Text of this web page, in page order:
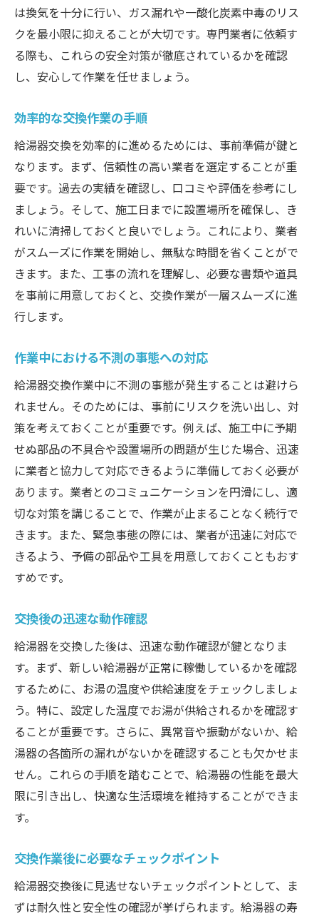
は換気を十分に行い、ガス漏れや一酸化炭素中毒のリス
クを最小限に抑えることが大切です。専門業者に依頼す
る際も、これらの安全対策が徹底されているかを確認
し、安心して作業を任せましょう。
効率的な交換作業の手順
給湯器交換を効率的に進めるためには、事前準備が鍵と
なります。まず、信頼性の高い業者を選定することが重
要です。過去の実績を確認し、口コミや評価を参考にし
ましょう。そして、施工日までに設置場所を確保し、き
れいに清掃しておくと良いでしょう。これにより、業者
がスムーズに作業を開始し、無駄な時間を省くことがで
きます。また、工事の流れを理解し、必要な書類や道具
を事前に用意しておくと、交換作業が一層スムーズに進
行します。
作業中における不測の事態への対応
給湯器交換作業中に不測の事態が発生することは避けら
れません。そのためには、事前にリスクを洗い出し、対
策を考えておくことが重要です。例えば、施工中に予期
せぬ部品の不具合や設置場所の問題が生じた場合、迅速
に業者と協力して対応できるように準備しておく必要が
あります。業者とのコミュニケーションを円滑にし、適
切な対策を講じることで、作業が止まることなく続行で
きます。また、緊急事態の際には、業者が迅速に対応で
きるよう、予備の部品や工具を用意しておくこともおす
すめです。
交換後の迅速な動作確認
給湯器を交換した後は、迅速な動作確認が鍵となりま
す。まず、新しい給湯器が正常に稼働しているかを確認
するために、お湯の温度や供給速度をチェックしましょ
う。特に、設定した温度でお湯が供給されるかを確認す
ることが重要です。さらに、異常音や振動がないか、給
湯器の各箇所の漏れがないかを確認することも欠かせま
せん。これらの手順を踏むことで、給湯器の性能を最大
限に引き出し、快適な生活環境を維持することができま
す。
交換作業後に必要なチェックポイント
給湯器交換後に見逃せないチェックポイントとして、ま
ずは耐久性と安全性の確認が挙げられます。給湯器の寿